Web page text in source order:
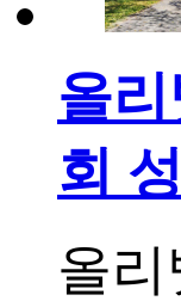
올
회
올